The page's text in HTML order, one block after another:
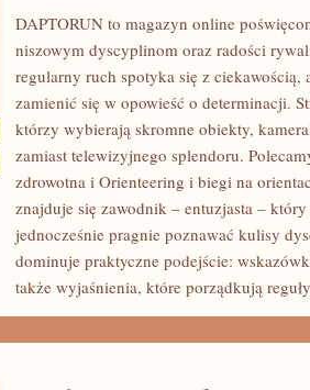
LEKKOATLETYKA
SIATKÓWKA
DAPTORUN to magazyn online
niszowym dyscyplinom oraz radości
regularny ruch spotyka się z ciekawością,
zamienić się w opowieść o determinacji.
którzy wybierają skromne obiekty,
zamiast telewizyjnego splendoru.
zdrowotna i Orienteering i biegi na
znajduje się zawodnik – entuzjasta –
jednocześnie pragnie poznawać kulisy
dominuje praktyczne podejście:
także wyjaśnienia, które porządkują